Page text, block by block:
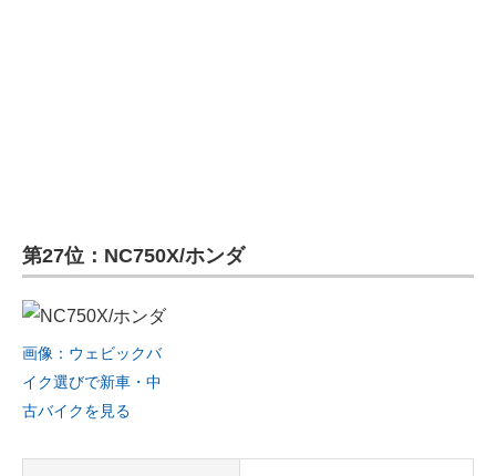
第27位：NC750X/ホンダ
画像：ウェビックバ
イク選びで新車・中
古バイクを見る